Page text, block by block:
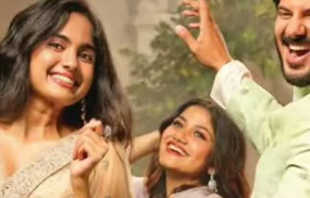
കഴിയാത്ത സാഹചര്യമാണ്
കൂടുതൽ ഭാഗങ്ങൾ കുന്നിൻ